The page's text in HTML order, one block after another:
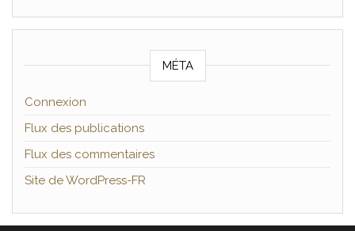
MÉTA
Connexion
Flux des publications
Flux des commentaires
Site de WordPress-FR